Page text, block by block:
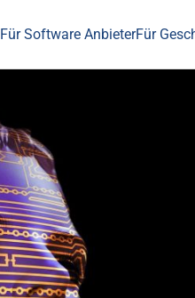
Für Software AnbieterFür